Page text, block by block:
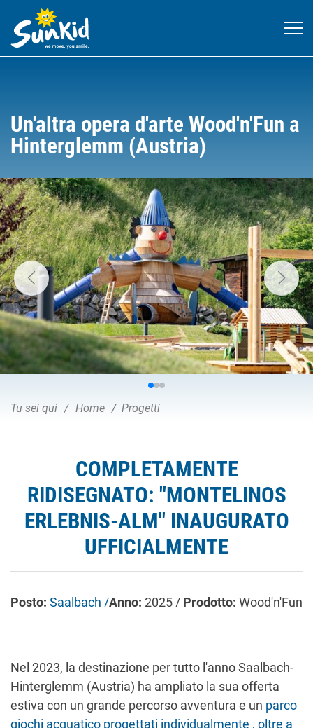
Un'altra opera d'arte Wood'n'Fun a
Hinterglemm (Austria)
Tu sei qui Home Progetti
COMPLETAMENTE
RIDISEGNATO: "MONTELINOS
ERLEBNIS-ALM" INAUGURATO
UFFICIALMENTE
Posto: Saalbach /Anno: 2025 / Prodotto: Wood'n'Fun
Nel 2023, la destinazione per tutto l'anno Saalbach-
Hinterglemm (Austria) ha ampliato la sua offerta
estiva con un grande percorso avventura e un parco
giochi acquatico progettati individualmente , oltre a